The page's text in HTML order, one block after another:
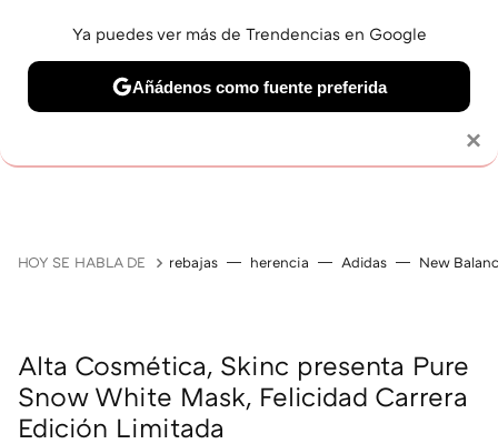
HOY SE HABLA DE rebajas herencia Adidas New
Alta Cosmética, Skinc presenta Pure
Snow White Mask, Felicidad Carrera
Edición Limitada
×
Ya puedes ver más de Trendencias en Google
Añádenos como fuente preferida